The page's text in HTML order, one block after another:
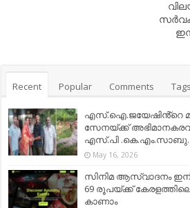
Recent Popular Comments Tags
എസ്.ഐ.ജയേഷിൻ്റെ
സേനയ്ക്ക്
എസ്.പി .കെ.എം.സാബു.
May 16, 2026
സിനിമ ആസ്വാദനം
69 രൂപയ്ക്ക്
കാണാം